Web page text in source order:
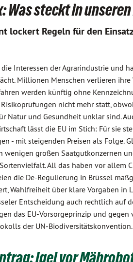
Was steckt in
lockert Regeln für den
die Interessen der Agrarindustrie und
Millionen Menschen verlieren
werden künftig ohne
nicht mehr statt,
Natur und Gesundheit unklar sind.
lässt die EU im Stich: Für sie
- mit steigenden Preisen als Folge.
wenigen großen Saatgutkonzernen
All das haben vor allem
die De-Regulierung in Brüssel
Wahlfreiheit über klare Vorgaben in
Entscheidung auch rechtlich auf
das EU-Vorsorgeprinzip und
der UN-Biodiversitätskonvention.
Igel vor